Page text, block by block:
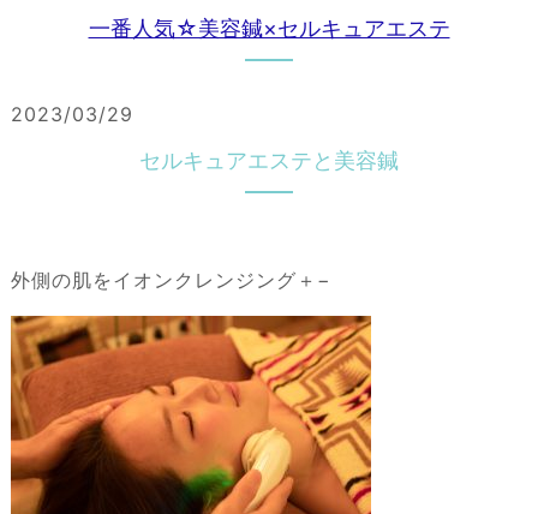
一番人気☆美容鍼×セルキュアエステ
2023/03/29
セルキュアエステと美容鍼
外側の肌をイオンクレンジング＋−